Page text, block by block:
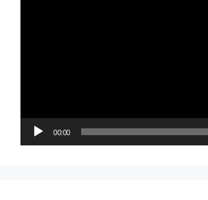
00:00